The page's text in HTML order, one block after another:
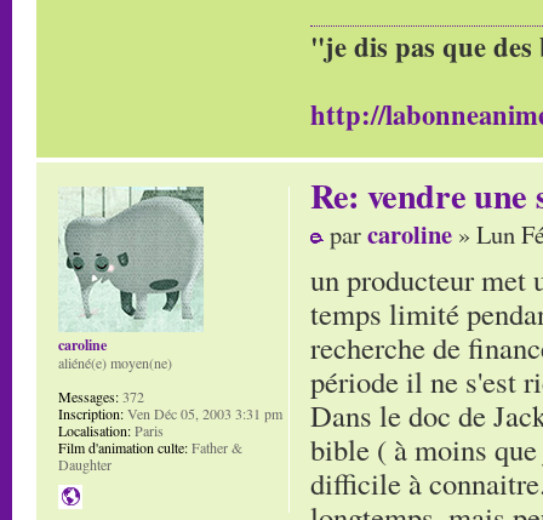
"je dis pas que
http://
Re: vendre une
parcaroline » Lun
un producteur met
temps limité
recherche de
période il ne s'est
Dans le doc de
bible ( à moins
difficile à
caroline
aliéné(e) moyen(ne)
Messages:372
Inscription:Ven Déc 05, 2003 3:31 pm
Localisation:Paris
Film d'animation culte:Father &
Daughter